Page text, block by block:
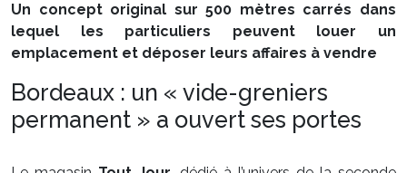
Un concept original sur 500 mètres carrés dans
lequel les particuliers peuvent louer un
emplacement et déposer leurs affaires à vendre
Bordeaux : un « vide-greniers
permanent » a ouvert ses portes